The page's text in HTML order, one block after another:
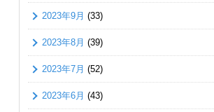
2023年9月 (33)
2023年8月 (39)
2023年7月 (52)
2023年6月 (43)